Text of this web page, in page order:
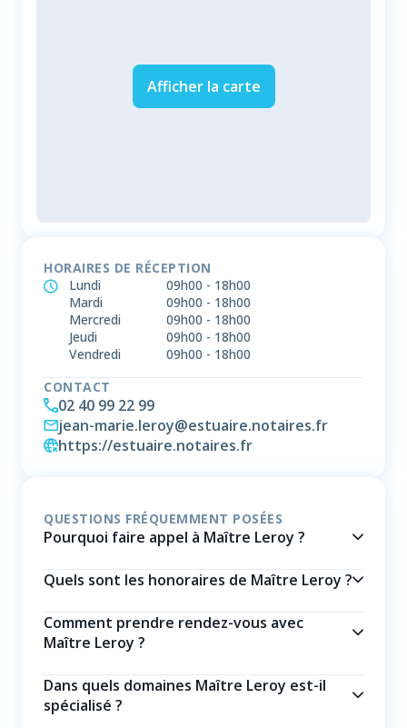
Afficher la carte
HORAIRES DE RÉCEPTION
Lundi
09h00 - 18h00
Mardi
09h00 - 18h00
Mercredi
09h00 - 18h00
Jeudi
09h00 - 18h00
Vendredi
09h00 - 18h00
CONTACT
02 40 99 22 99
jean-marie.leroy@estuaire.notaires.fr
https://estuaire.notaires.fr
QUESTIONS FRÉQUEMMENT POSÉES
Pourquoi faire appel à Maître Leroy ?
Quels sont les honoraires de Maître Leroy ?
Comment prendre rendez-vous avec
Maître Leroy ?
Dans quels domaines Maître Leroy est-il
spécialisé ?